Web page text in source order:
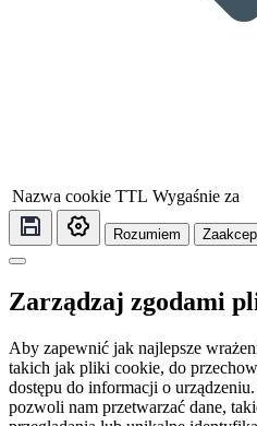
Nazwa cookie TTL Wygaśnie za
Rozumiem
Zarządzaj zgodami
Aby zapewnić jak najlepsze
takich jak pliki cookie, do
dostępu do informacji o
pozwoli nam przetwarzać dane,